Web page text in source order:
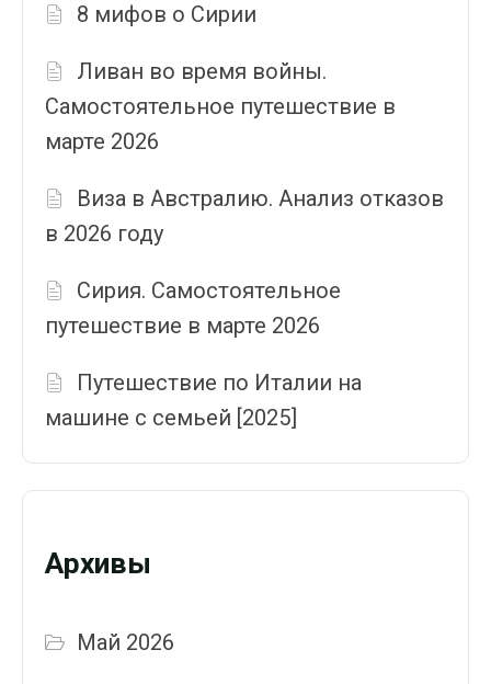
8 мифов о Сирии
Ливан во время войны.
Самостоятельное путешествие в
марте 2026
Виза в Австралию. Анализ отказов
в 2026 году
Сирия. Самостоятельное
путешествие в марте 2026
Путешествие по Италии на
машине с семьей [2025]
Архивы
Май 2026